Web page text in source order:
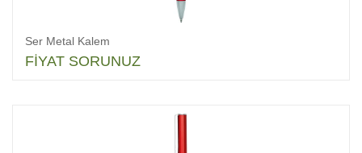
Ser Metal Kalem
FİYAT SORUNUZ